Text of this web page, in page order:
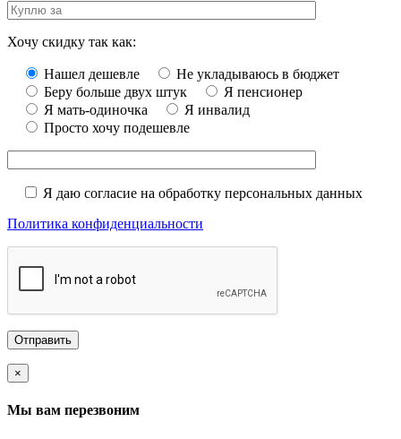
Хочу скидку так как:
Нашел дешевле
Не укладываюсь в бюджет
Беру больше двух штук
Я пенсионер
Я мать-одиночка
Я инвалид
Просто хочу подешевле
Я даю согласие на обработку персональных данных
Политика конфиденциальности
×
Мы вам перезвоним